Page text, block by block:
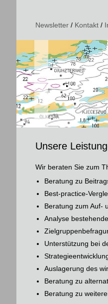
Newsletter / Kontakt /
Unsere
Wir beraten Sie zum
Beratung zu
Best-practice-
Beratung zum Auf-
Analyse
Unterstützung bei
Auslagerung des
Beratung zu
Beratung zu